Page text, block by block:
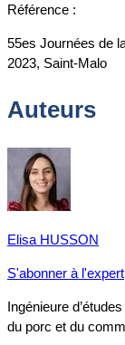
Référence :
55es Journées de
2023, Saint-Malo
Auteurs
Elisa HUSSON
S'abonner à l'expert
Ingénieure
du porc et du